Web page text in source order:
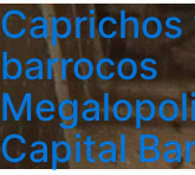
barrocos
Capital